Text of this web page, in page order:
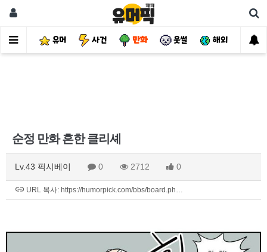
유머 사건 만화 웃썰 해외 핫
순정 만화 흔한 클리셰
Lv.43 픽시베이 0 2712 0
URL 복사: https://humorpick.com/bbs/board.ph…